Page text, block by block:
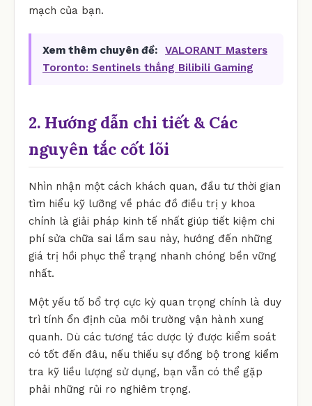
mạch của bạn.
Xem thêm chuyên đề:
VALORANT Masters
Toronto: Sentinels thắng Bilibili Gaming
2. Hướng dẫn chi tiết & Các
nguyên tắc cốt lõi
Nhìn nhận một cách khách quan, đầu tư thời gian
tìm hiểu kỹ lưỡng về phác đồ điều trị y khoa
chính là giải pháp kinh tế nhất giúp tiết kiệm chi
phí sửa chữa sai lầm sau này, hướng đến những
giá trị hồi phục thể trạng nhanh chóng bền vững
nhất.
Một yếu tố bổ trợ cực kỳ quan trọng chính là duy
trì tính ổn định của môi trường vận hành xung
quanh. Dù các tương tác dược lý được kiểm soát
có tốt đến đâu, nếu thiếu sự đồng bộ trong kiểm
tra kỹ liều lượng sử dụng, bạn vẫn có thể gặp
phải những rủi ro nghiêm trọng.